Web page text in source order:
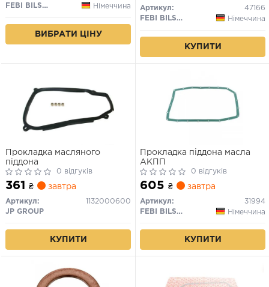
CHRYSLER CROSSFIRE 1.8-
FEBI BILSTEIN
Німеччина
ВИБРАТИ ЦІНУ
Артикул:
47166
FEBI BILSTEIN
Німеччина
КУПИТИ
Прокладка масляного
піддона
0 відгуків
361 ₴ завтра
Артикул:
1132000600
JP GROUP
КУПИТИ
Прокладка піддона масла
АКПП
0 відгуків
605 ₴ завтра
Артикул:
31994
FEBI BILSTEIN
Німеччина
КУПИТИ